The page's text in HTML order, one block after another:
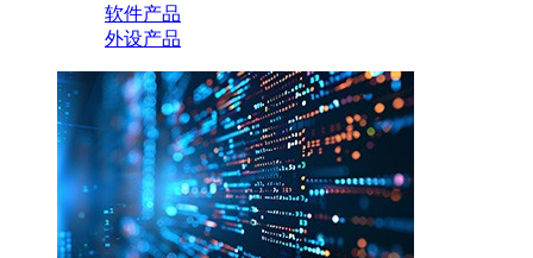
软件产品
外设产品